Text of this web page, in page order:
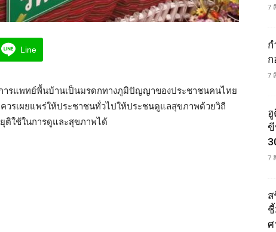
Line
รแพทย์พื้นบ้านเป็นมรดกทางภูมิปัญญาของประชาชนคนไทย
วรเผยแพร่ให้ประชาชนทั่วไปให้ประชนดูแลสุขภาพด้วยวิถี
ติใช้ในการดูและสุขภาพได้
7
7
ขี
7
ศ